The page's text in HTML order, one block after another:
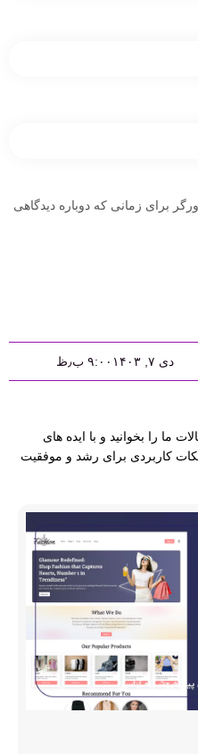
برای زمانی که دوباره دیدگاهی
دی ۷, ۱۴۰۳ ۹:۰۰ ب٫ظ
ما را بخوانید و با ایده های
نکات کاربردی برای رشد و موفقیت